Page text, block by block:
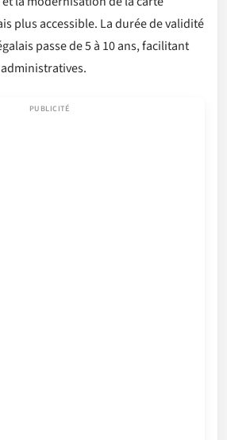
plus accessible. La durée de validité
passe de 5 à 10 ans, facilitant